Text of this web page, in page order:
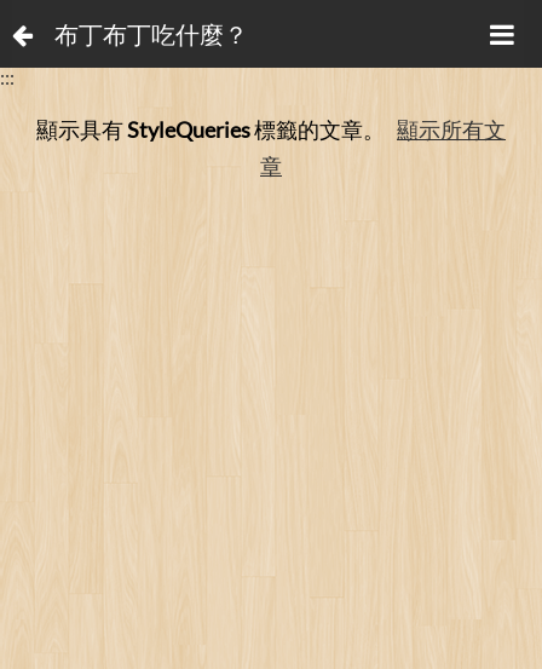
布丁布丁吃什麼？
:::
顯示具有StyleQueries標籤的文章。
顯示所有文
章